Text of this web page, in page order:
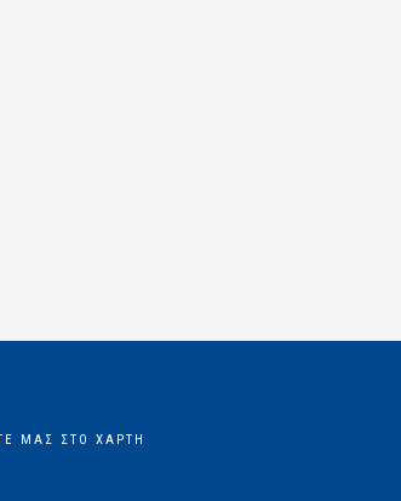
ΜΑΣ ΣΤΟ ΧΆΡΤΗ